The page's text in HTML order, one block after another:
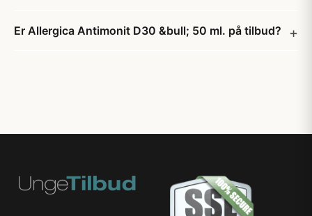
Er Allergica Antimonit D30 &bull; 50 ml. på tilbud?